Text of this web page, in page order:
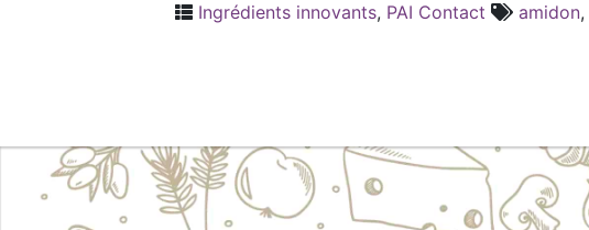
Ingrédients innovants, PAI Contact amidon,